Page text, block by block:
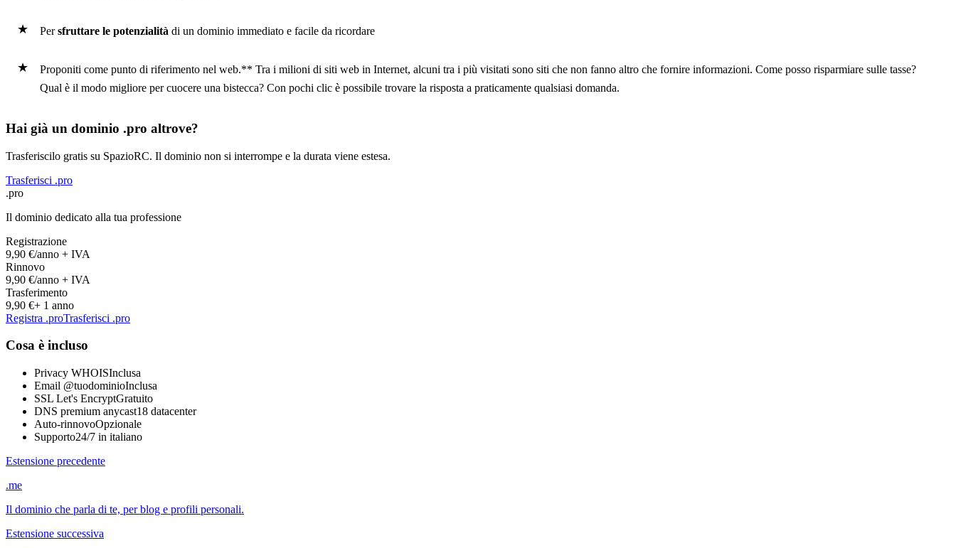
Persfruttare le potenzialità di un dominio immediato e facile da ricordare
Proponiti come punto di riferimento nel web.** Tra i milioni di siti web in Internet, alcuni tra i più visitati sono siti che non fanno altro che fornire informazioni. Come posso risparmiare sulle tasse?
Qual è il modo migliore per cuocere una bistecca? Con pochi clic è possibile trovare la risposta a praticamente qualsiasi domanda.
Hai già un dominio .pro altrove?
Trasferiscilo gratis su SpazioRC. Il dominio non si interrompe e la durata viene estesa.
Trasferisci .pro
.pro
Il dominio dedicato alla tua professione
Registrazione
9,90 €/anno + IVA
Rinnovo
9,90 €/anno + IVA
Trasferimento
9,90 €+ 1 anno
Registra .proTrasferisci .pro
Cosa è incluso
Privacy WHOISInclusa
Email @tuodominioInclusa
SSL Let's EncryptGratuito
DNS premium anycast18 datacenter
Auto-rinnovoOpzionale
Supporto24/7 in italiano
Estensione precedente
.me
Il dominio che parla di te, per blog e profili personali.
Estensione successiva